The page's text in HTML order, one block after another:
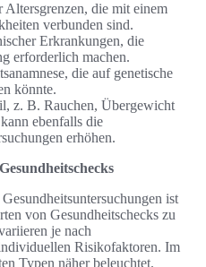
Altersgrenzen, die mit einem
verbunden sind.
Erkrankungen, die
erforderlich machen.
die auf genetische
könnte.
z. B. Rauchen, Übergewicht
ebenfalls die
erhöhen.
ist
von Gesundheitschecks zu
je nach
Risikofaktoren. Im
Typen näher beleuchtet.